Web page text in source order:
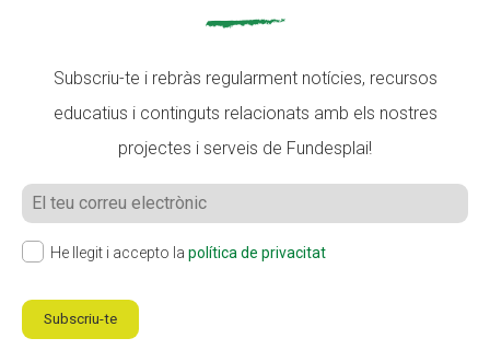
Subscriu-te i rebràs regularment notícies, recursos
educatius i continguts relacionats amb els nostres
projectes i serveis de Fundesplai!
He llegit i accepto la política de privacitat
Subscriu-te